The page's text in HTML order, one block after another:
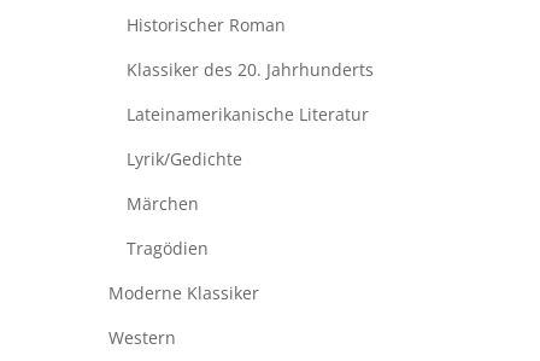
Historischer Roman
Klassiker des 20. Jahrhunderts
Lateinamerikanische Literatur
Lyrik/Gedichte
Märchen
Tragödien
Moderne Klassiker
Western